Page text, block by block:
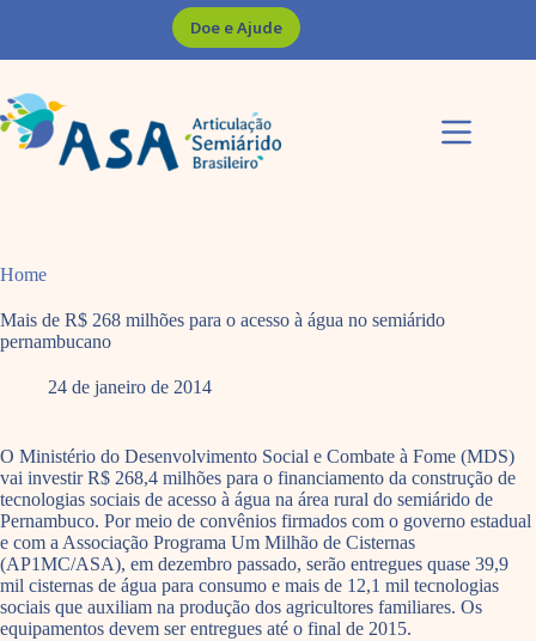
Doe e Ajude
Home
Mais de R$ 268 milhões para o acesso à água no semiárido
pernambucano
24 de janeiro de 2014
O Ministério do Desenvolvimento Social e Combate à Fome (MDS)
vai investir R$ 268,4 milhões para o financiamento da construção de
tecnologias sociais de acesso à água na área rural do semiárido de
Pernambuco. Por meio de convênios firmados com o governo estadual
e com a Associação Programa Um Milhão de Cisternas
(AP1MC/ASA), em dezembro passado, serão entregues quase 39,9
mil cisternas de água para consumo e mais de 12,1 mil tecnologias
sociais que auxiliam na produção dos agricultores familiares. Os
equipamentos devem ser entregues até o final de 2015.